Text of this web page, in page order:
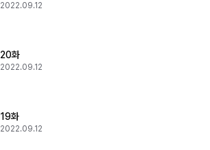
2022.09.12
20화
2022.09.12
19화
2022.09.12